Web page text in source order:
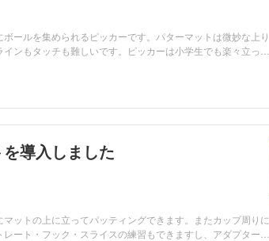
ールを集められるピッカーです。パターマットは微妙な上り
ンもタッチも難しいです。ピッカーは小学生でも楽々立った
導入しました
ットの上に立ってパッティングできます。またカップ周りに
ート・フック・スライスの練習もできますし、アダプターを